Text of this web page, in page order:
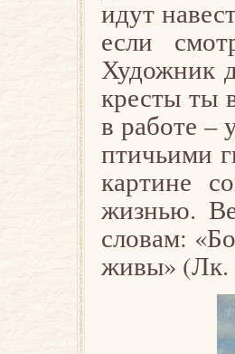
идут
если
Художник
кресты ты
в работе –
птичьими
картине
жизнью.
словам:
живы» (Лк.